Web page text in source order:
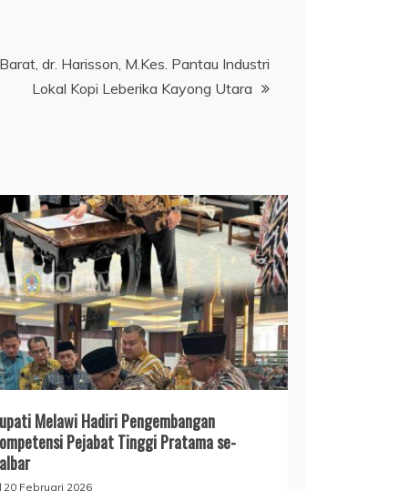
dr. Harisson, M.Kes. Pantau Industri
Lokal Kopi Leberika Kayong Utara
Melawi Hadiri Pengembangan
Pejabat Tinggi Pratama se-
20 Februari 2026